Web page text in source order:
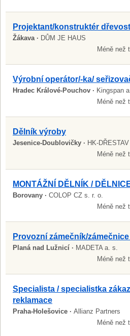
Projektant/konstruktér
Žákava · DŮM JE HAUS
Méně než
Výrobní operátor/-ka/
Hradec Králové-Pouchov · Kingspan
Méně než
Dělník výroby
Jesenice-Doublovičky · HK-
Méně než
MONTÁŽNÍ DĚLNÍK /
Borovany · COLOP CZ s. r. o.
Méně než
Provozní zámečník/
Planá nad Lužnicí · MADETA a. s.
Méně než
Specialista / specialistka
reklamace
Praha-Holešovice · Allianz Partners
Méně než